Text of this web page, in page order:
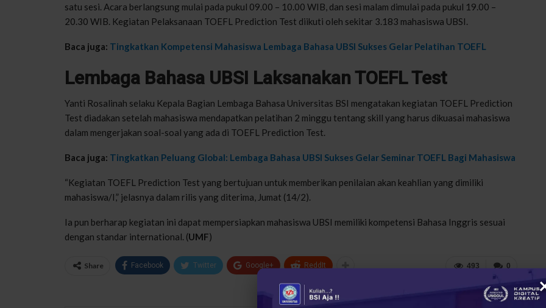
satu sesi. Acara berlangsung mulai pada pukul 09.00 – 10.00 WIB, dan sesi malam dimulai pada pukul 19.00 –
20.30 WIB. Kegiatan Pelaksanaan TOEFL Prediction Test diikuti oleh sekitar 3.183 mahasiswa UBSI.
Baca juga: Tingkatkan Kompetensi Mahasiswa Lembaga Bahasa UBSI Sukses Gelar Pelatihan TOEFL
Lembaga Bahasa UBSI Laksanakan TOEFL Test
Yanti Rosalinah selaku Kepala Bagian Lembaga Bahasa Universitas BSI mengatakan kegiatan TOEFL Prediction
Test diadakan setelah mahasiswa mendapatkan pelatihan 2 minggu tentang skill yang harus dikuasai mahasiswa
dalam mengerjakan soal-soal yang ada di TOEFL Prediction Test.
Baca juga: Tingkatkan Peluang Global: Lembaga Bahasa UBSI Sukses Gelar Seminar TOEFL Bagi Mahasiswa
“Kegiatan TOEFL Prediction Test yang bertujuan untuk memberikan penilaian akan keahlian yang dimiliki
mahasiswa/I,” jelasnya dalam rilis yang diterima, Jumat (14/2).
Ia pun berharap kegiatan ini dapat mempersiapkan mahasiswa UBSI memiliki kompetensi Bahasa Inggris sesuai
dengan standar international. (UMF)
0
493
Share Facebook Twitter Google+ ReddIt